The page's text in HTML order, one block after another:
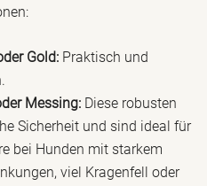
Gold: Praktisch und
Messing: Diese robusten
Sicherheit und sind ideal für
bei Hunden mit starkem
viel Kragenfell oder